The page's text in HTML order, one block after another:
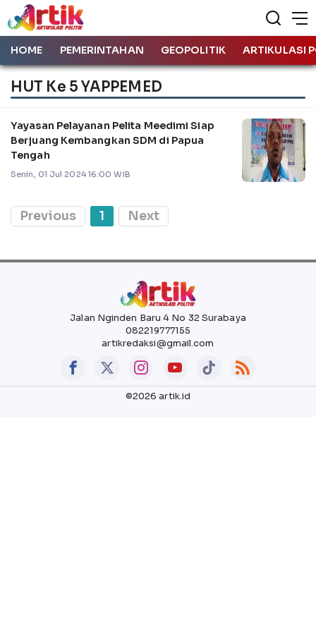
HOME PEMERINTAHAN GEOPOLITIK ARTIKULASI
HUT Ke 5 YAPPEMED
Yayasan Pelayanan Pelita Meedimi Siap
Berjuang Kembangkan SDM di Papua
Tengah
Senin, 01 Jul 2024 16:00 WIB
Previous 1 Next
Jalan Nginden Baru 4 No 32 Surabaya
082219777155
artikredaksi@gmail.com
©2026 artik.id